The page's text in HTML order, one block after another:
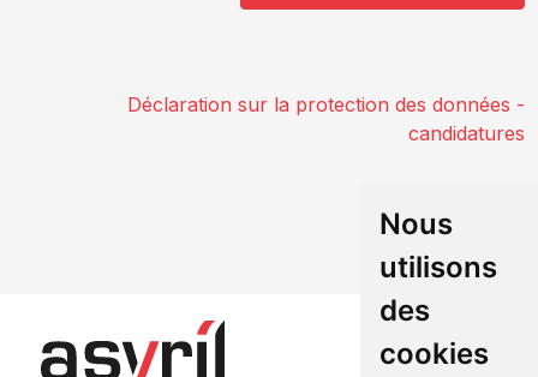
Nous
utilisons
des
cookies
Déclaration sur la protection des données -
candidatures